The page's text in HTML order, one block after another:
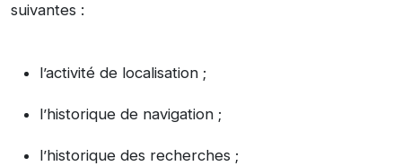
suivantes :
l’activité de localisation ;
l’historique de navigation ;
l’historique des recherches ;